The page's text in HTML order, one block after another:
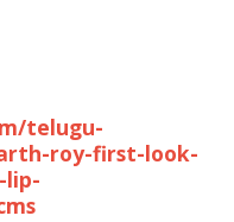
telugu-
roy-first-look-
lip-